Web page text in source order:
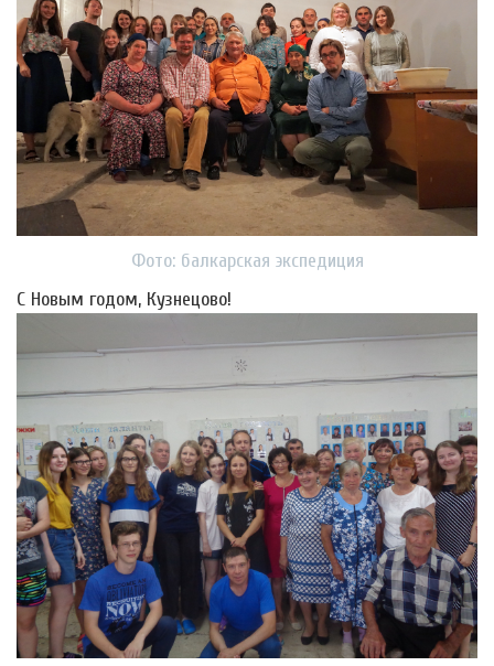
Фото: балкарская экспедиция
С Новым годом, Кузнецово!